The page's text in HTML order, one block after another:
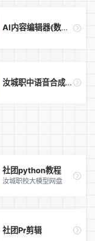
AI内容编辑器(数学公式)
汝城职中语音合成平台
社团python教程
汝城职校大模型网盘
社团Pr剪辑